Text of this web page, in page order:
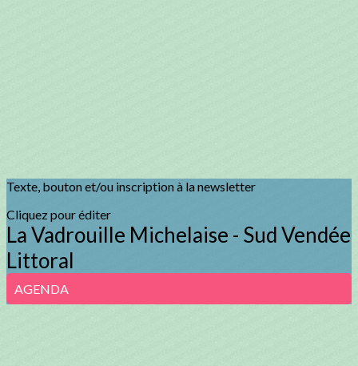
Texte, bouton et/ou inscription à la newsletter
Cliquez pour éditer
La Vadrouille Michelaise - Sud Vendée
Littoral
AGENDA